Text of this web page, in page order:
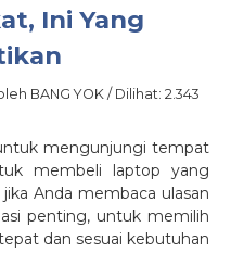
Ini Yang
BANG YOK / Dilihat: 2.343
mengunjungi tempat
membeli laptop yang
Anda membaca ulasan
penting, untuk memilih
dan sesuai kebutuhan